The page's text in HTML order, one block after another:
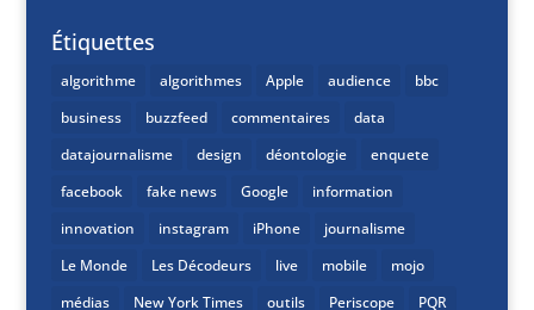
Étiquettes
algorithme algorithmes Apple audience
bbc
business
buzzfeed commentaires
data
datajournalisme
design déontologie
enquete
facebook
fake news Google
information
innovation
instagram iPhone
journalisme
Le Monde
Les Décodeurs live mobile
mojo
médias
New York Times outils Periscope PQR